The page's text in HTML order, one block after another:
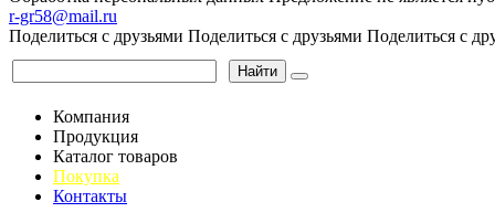
r-gr58@mail.ru
Поделиться с друзьями Поделиться с друзьями Поделиться с
Найти
Компания
Продукция
Каталог товаров
Покупка
Контакты